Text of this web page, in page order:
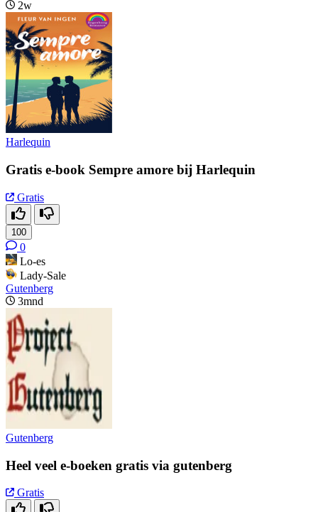
2w
Harlequin
Gratis e-book Sempre amore bij Harlequin
Gratis
100
0
Lo-es
Lady-Sale
Gutenberg
3mnd
Gutenberg
Heel veel e-boeken gratis via gutenberg
Gratis